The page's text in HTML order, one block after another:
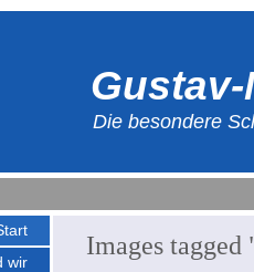
wir
Die besondere
Images tagged